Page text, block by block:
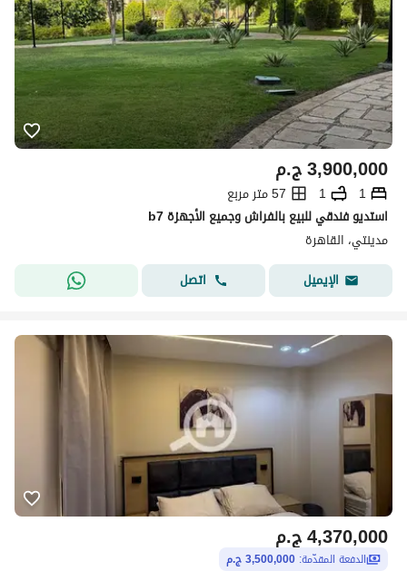
ج.م3,900,000
1
1
57 متر مربع
استديو فندقي للبيع بالفراش وجميع الأجهزة b7
مدينتي، القاهرة
الإيميل
اتصل
ج.م4,370,000
الدفعة المقدّمة: 3,500,000 ج.م